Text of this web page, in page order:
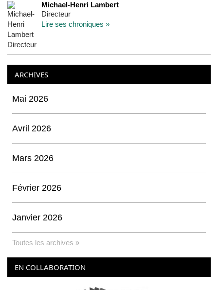
Michael-Henri Lambert
Directeur
Lire ses chroniques »
ARCHIVES
Mai 2026
Avril 2026
Mars 2026
Février 2026
Janvier 2026
Toutes les archives »
EN COLLABORATION